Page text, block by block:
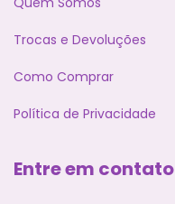
Trocas e Devoluções
Como Comprar
Política de Privacidade
Entre em contato